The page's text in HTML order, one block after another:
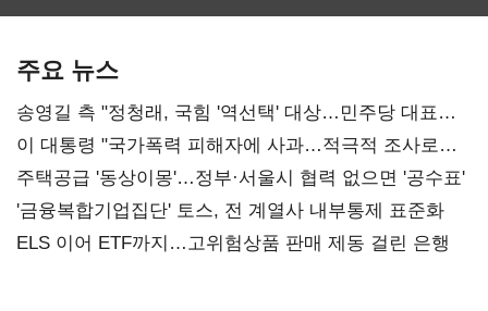
주요 뉴스
송영길 측 "정청래, 국힘 '역선택' 대상…민주당 대표로
총선 지휘 못해"
이 대통령 "국가폭력 피해자에 사과…적극적 조사로
진실 밝혀야"
주택공급 '동상이몽'…정부·서울시 협력 없으면 '공수표'
'금융복합기업집단' 토스, 전 계열사 내부통제 표준화
ELS 이어 ETF까지…고위험상품 판매 제동 걸린 은행